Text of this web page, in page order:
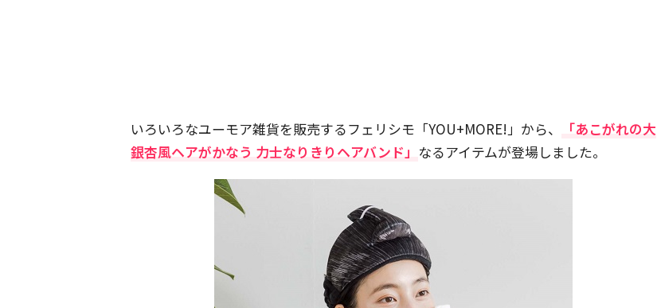
いろいろなユーモア雑貨を販売するフェリシモ「YOU+MORE!」から、
「あこがれの大
銀杏風ヘアがかなう 力士なりきりヘアバンド」 なるアイテムが登場しました。